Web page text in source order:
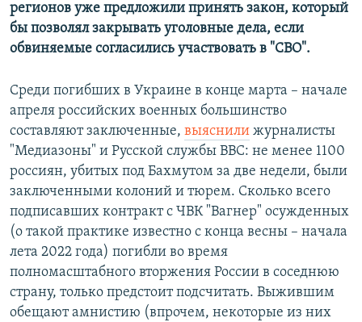
регионов уже предложили принять закон, который
бы позволял закрывать уголовные дела, если
обвиняемые согласились участвовать в "СВО".
Среди погибших в Украине в конце марта – начале
апреля российских военных большинство
составляют заключенные, выяснили журналисты
"Медиазоны" и Русской службы ВВС: не менее 1100
россиян, убитых под Бахмутом за две недели, были
заключенными колоний и тюрем. Сколько всего
подписавших контракт с ЧВК "Вагнер" осужденных
(о такой практике известно с конца весны – начала
лета 2022 года) погибли во время
полномасштабного вторжения России в соседнюю
страну, только предстоит подсчитать. Выжившим
обещают амнистию (впрочем, некоторые из них